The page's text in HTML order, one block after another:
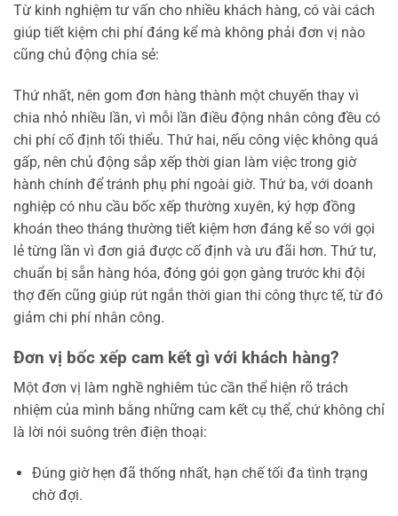
Từ kinh nghiệm tư vấn cho nhiều khách hàng, có vài cách
giúp tiết kiệm chi phí đáng kể mà không phải đơn vị nào
cũng chủ động chia sẻ:
Thứ nhất, nên gom đơn hàng thành một chuyến thay vì
chia nhỏ nhiều lần, vì mỗi lần điều động nhân công đều có
chi phí cố định tối thiểu. Thứ hai, nếu công việc không quá
gấp, nên chủ động sắp xếp thời gian làm việc trong giờ
hành chính để tránh phụ phí ngoài giờ. Thứ ba, với doanh
nghiệp có nhu cầu bốc xếp thường xuyên, ký hợp đồng
khoán theo tháng thường tiết kiệm hơn đáng kể so với gọi
lẻ từng lần vì đơn giá được cố định và ưu đãi hơn. Thứ tư,
chuẩn bị sẵn hàng hóa, đóng gói gọn gàng trước khi đội
thợ đến cũng giúp rút ngắn thời gian thi công thực tế, từ đó
giảm chi phí nhân công.
Đơn vị bốc xếp cam kết gì với khách hàng?
Một đơn vị làm nghề nghiêm túc cần thể hiện rõ trách
nhiệm của mình bằng những cam kết cụ thể, chứ không chỉ
là lời nói suông trên điện thoại:
Đúng giờ hẹn đã thống nhất, hạn chế tối đa tình trạng
chờ đợi.